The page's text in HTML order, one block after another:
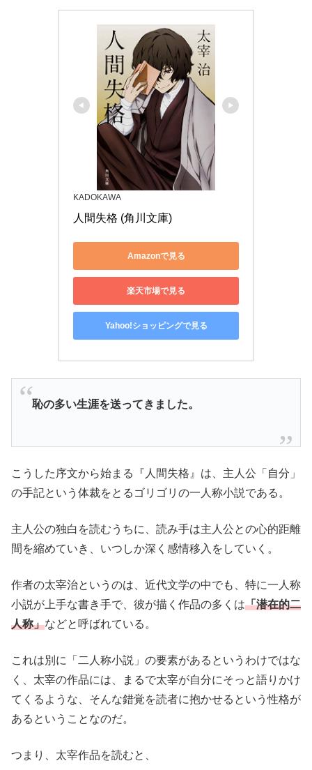
KADOKAWA
人間失格 (角川文庫)
Amazonで見る
楽天市場で見る
Yahoo!ショッピングで見る
恥の多い生涯を送ってきました。
こうした序文から始まる『人間失格』は、主人公「自分」
の手記という体裁をとるゴリゴリの一人称小説である。
主人公の独白を読むうちに、読み手は主人公との心的距離
間を縮めていき、いつしか深く感情移入をしていく。
作者の太宰治というのは、近代文学の中でも、特に一人称
小説が上手な書き手で、彼が描く作品の多くは「潜在的二
人称」などと呼ばれている。
これは別に「二人称小説」の要素があるというわけではな
く、太宰の作品には、まるで太宰が自分にそっと語りかけ
てくるような、そんな錯覚を読者に抱かせるという性格が
あるということなのだ。
つまり、太宰作品を読むと、